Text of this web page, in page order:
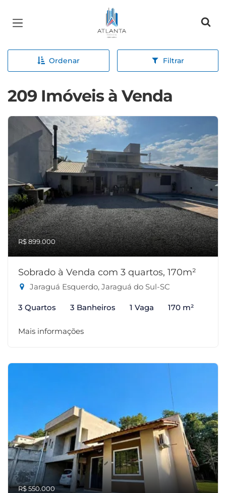
Página inicial
Ordenar Filtrar
209 Imóveis à Venda
R$ 899.000
Sobrado à Venda com 3 quartos, 170m²
Jaraguá Esquerdo, Jaraguá do Sul-SC
3 Quartos 3 Banheiros 1 Vaga 170 m²
Mais informações
R$ 550.000